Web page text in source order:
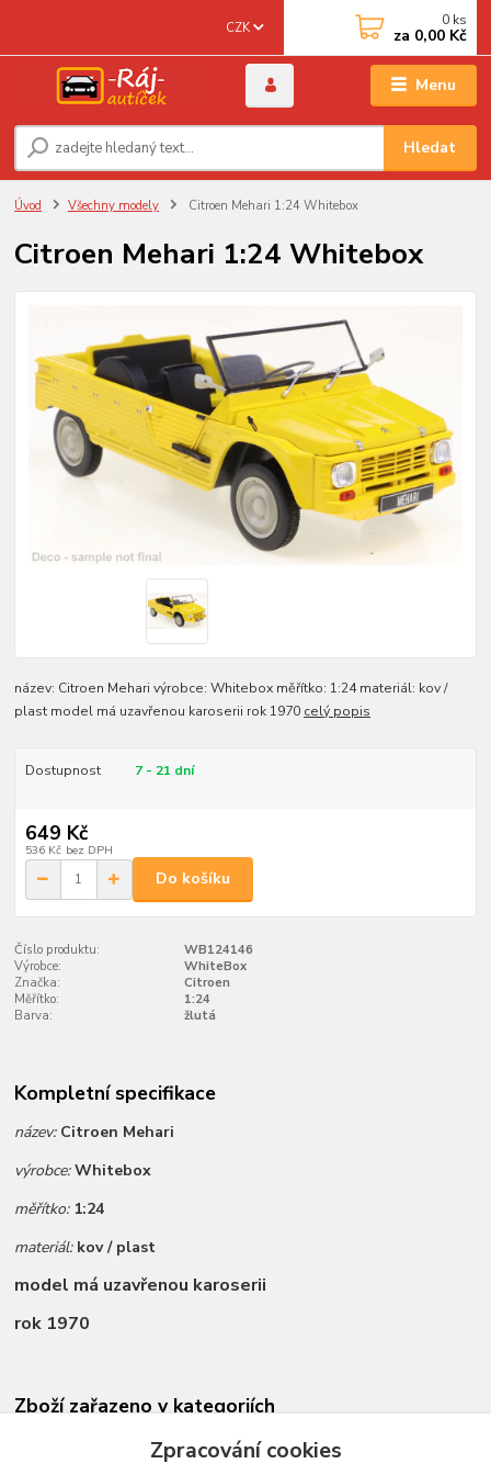
Menu
CZK
Hledat
0 ks
za 0,00 Kč
Úvod Všechny modely Citroen Mehari 1:24 Whitebox
Citroen Mehari 1:24 Whitebox
název: Citroen Mehari výrobce: Whitebox měřítko: 1:24 materiál: kov /
plast model má uzavřenou karoserii rok 1970 celý popis
Dostupnost 7 - 21 dní
649 Kč
536 Kč bez DPH
Do košíku
Číslo produktu:
WB124146
Výrobce:
WhiteBox
Značka:
Citroen
Měřítko:
1:24
Barva:
žlutá
Kompletní specifikace
název: Citroen Mehari
výrobce:Whitebox
měřítko: 1:24
materiál: kov / plast
model má uzavřenou karoserii
rok 1970
Zboží zařazeno v kategoriích
Novinky dle data přidáníZpracování cookies